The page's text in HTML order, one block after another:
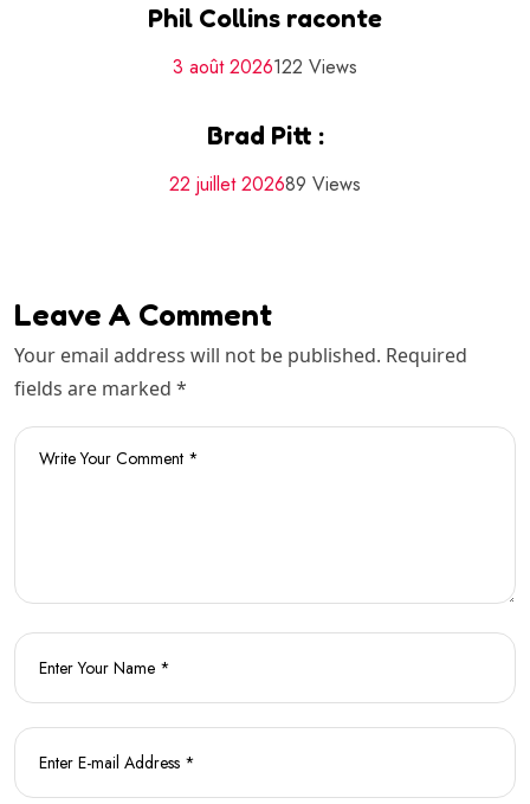
Phil Collins raconte
3 août 2026122 Views
Brad Pitt :
22 juillet 202689 Views
Leave A Comment
Your email address will not be published. Required
fields are marked *